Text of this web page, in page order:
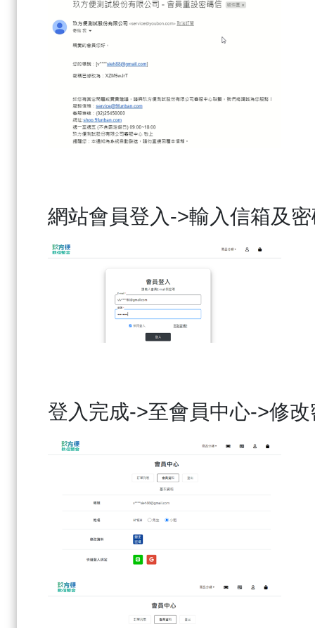
網站會員登入->輸入信箱及
登入完成->至會員中心->修改